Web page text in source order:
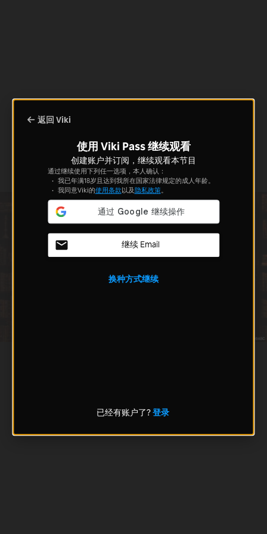
返回 Viki
使用 Viki Pass 继续观看
创建账户并订阅，继续观看本节目
通过继续使用下列任一选项，本人确认：
我已年满18岁且达到我所在国家法律规定的成人年龄。
我同意Viki的使用条款以及隐私政策。
继续 Email
换种方式继续
已经有账户了?登录